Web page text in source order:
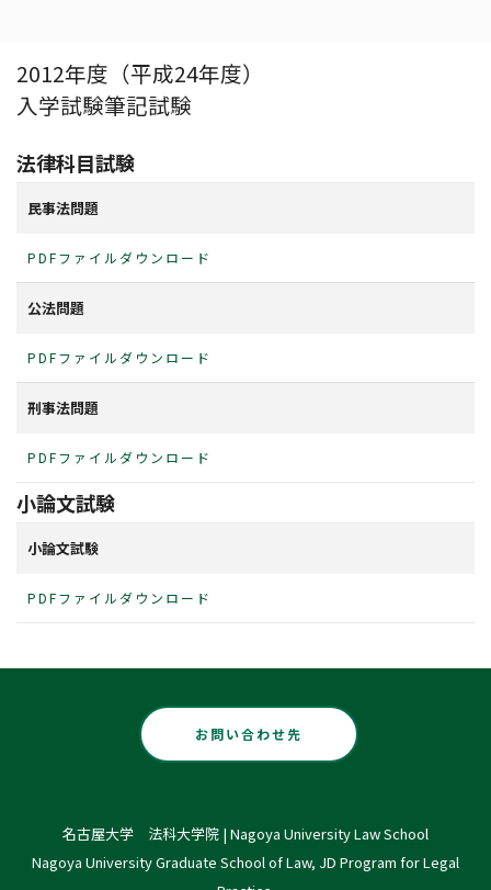
受験生の方まとめ
法学部
大学院総合法政専攻入試情報
法科大学院入試情報
研究生・聴講生の方
卒業後の進路
各種取り組み
学生の国際交流
リンク
G30国際社会科学プログラム
2012年度（平成24年度）
入学試験筆記試験
法律科目試験
民事法問題
PDFファイルダウンロード
公法問題
PDFファイルダウンロード
刑事法問題
PDFファイルダウンロード
小論文試験
小論文試験
PDFファイルダウンロード
お問い合わせ先
名古屋大学 法科大学院 | Nagoya University Law School
Nagoya University Graduate School of Law, JD Program for Legal